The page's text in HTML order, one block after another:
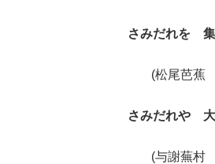
さみだれを
(松尾芭蕉
さみだれや
(与謝蕪村